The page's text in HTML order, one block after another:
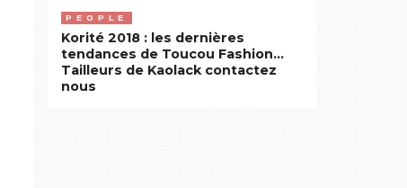
PEOPLE
Korité 2018 : les dernières
tendances de Toucou Fashion…
Tailleurs de Kaolack contactez
nous